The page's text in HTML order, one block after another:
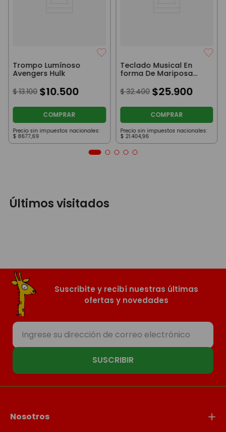
Trompo Lumínoso
Avengers Hulk
$ 13.100 $10.500
COMPRAR
Precio sin impuestos nacionales:
$ 8677,69
Teclado Musical En
forma De Mariposa
$ 32.400 $25.900
COMPRAR
Precio sin impuestos nacionales:
$ 21.404,96
Últimos visitados
Suscribite y recibí nuestras últimas
ofertas y novedades
SUSCRIBIR
Nosotros